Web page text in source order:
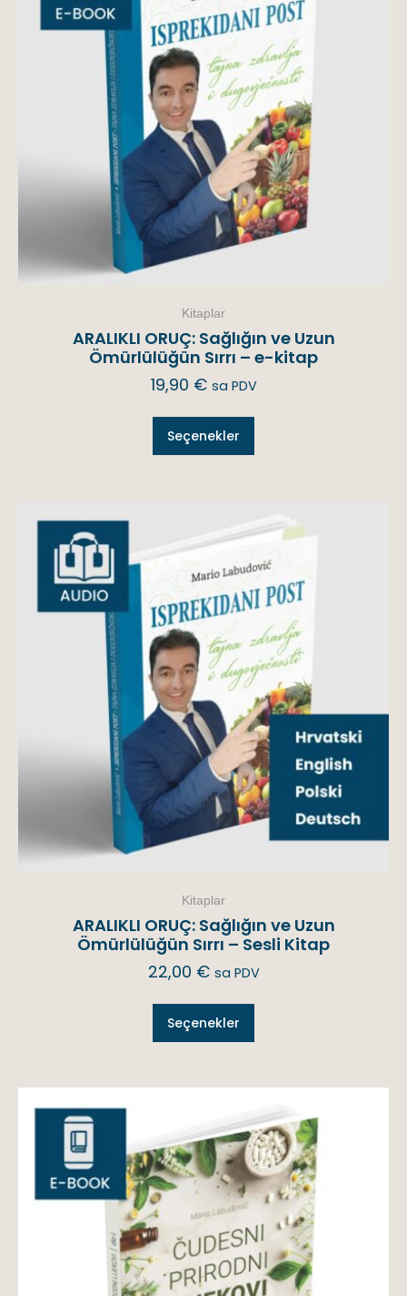
Kitaplar
ARALIKLI ORUÇ: Sağlığın ve Uzun
Ömürlülüğün Sırrı – e-kitap
19,90 € sa PDV
Seçenekler
Kitaplar
ARALIKLI ORUÇ: Sağlığın ve Uzun
Ömürlülüğün Sırrı – Sesli Kitap
22,00 € sa PDV
Seçenekler